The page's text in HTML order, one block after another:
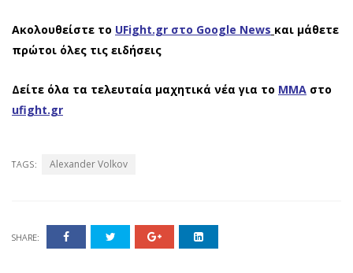
Ακολουθείστε το UFight.gr στο Google News και μάθετε
πρώτοι όλες τις ειδήσεις
Δείτε όλα τα τελευταία μαχητικά νέα για το ΜΜΑ στο
ufight.gr
TAGS: Alexander Volkov
SHARE: